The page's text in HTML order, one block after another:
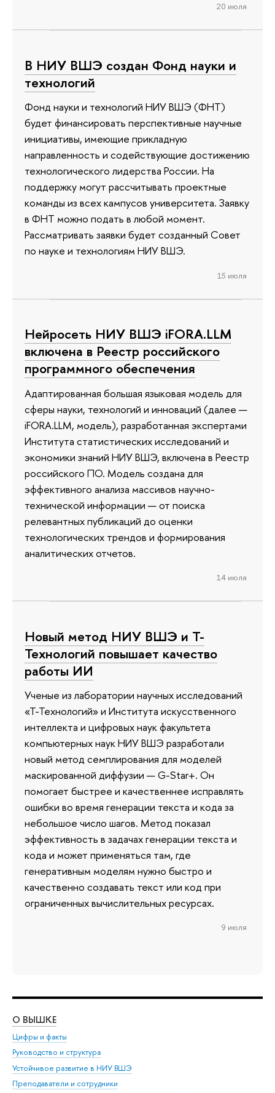
20 июля
В НИУ ВШЭ создан Фонд науки и
технологий
Фонд науки и технологий НИУ ВШЭ (ФНТ)
будет финансировать перспективные научные
инициативы, имеющие прикладную
направленность и содействующие достижению
технологического лидерства России. На
поддержку могут рассчитывать проектные
команды из всех кампусов университета. Заявку
в ФНТ можно подать в любой момент.
Рассматривать заявки будет созданный Совет
по науке и технологиям НИУ ВШЭ.
15 июля
Нейросеть НИУ ВШЭ iFORA.LLM
включена в Реестр российского
программного обеспечения
Адаптированная большая языковая модель для
сферы науки, технологий и инноваций (далее —
iFORA.LLM, модель), разработанная экспертами
Института статистических исследований и
экономики знаний НИУ ВШЭ, включена в Реестр
российского ПО. Модель создана для
эффективного анализа массивов научно-
технической информации — от поиска
релевантных публикаций до оценки
технологических трендов и формирования
аналитических отчетов.
14 июля
Новый метод НИУ ВШЭ и Т-
Технологий повышает качество
работы ИИ
Ученые из лаборатории научных исследований
«Т-Технологий» и Института искусственного
интеллекта и цифровых наук факультета
компьютерных наук НИУ ВШЭ разработали
новый метод семплирования для моделей
маскированной диффузии — G-Star+. Он
помогает быстрее и качественнее исправлять
ошибки во время генерации текста и кода за
небольшое число шагов. Метод показал
эффективность в задачах генерации текста и
кода и может применяться там, где
генеративным моделям нужно быстро и
качественно создавать текст или код при
ограниченных вычислительных ресурсах.
9 июля
О ВЫШКЕ
Цифры и факты
Руководство и структура
Устойчивое развитие в НИУ ВШЭ
Преподаватели и сотрудники